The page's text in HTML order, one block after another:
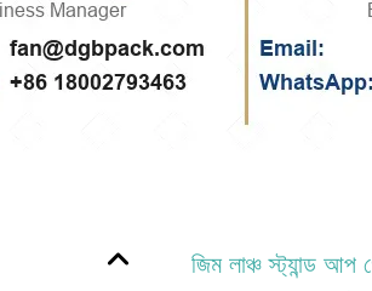
জিম লাঞ্চ স্ট্যান্ড আপ